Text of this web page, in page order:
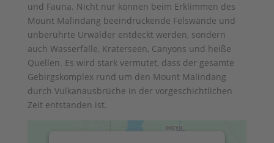
und Fauna. Nicht nur können beim Erklimmen des
Mount Malindang beeindruckende Felswände und
unberührte Urwälder entdeckt werden, sondern
auch Wasserfälle, Kraterseen, Canyons und heiße
Quellen. Es wird stark vermutet, dass der gesamte
Gebirgskomplex rund um den Mount Malindang
durch Vulkanausbrüche in der vorgeschichtlichen
Zeit entstanden ist.